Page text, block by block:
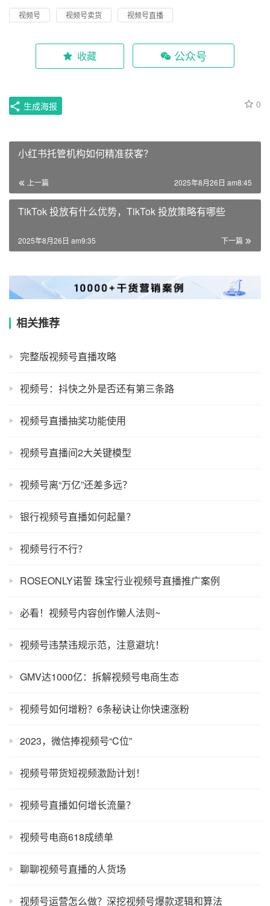
视频号 视频号卖货 视频号直播
收藏 公众号
0
生成海报
小红书托管机构如何精准获客？
上一篇 2025年8月26日 am8:45
TikTok 投放有什么优势，TikTok 投放策略有哪些
下一篇
2025年8月26日 am9:35
相关推荐
完整版视频号直播攻略
视频号：抖快之外是否还有第三条路
视频号直播抽奖功能使用
视频号直播间2大关键模型
视频号离“万亿”还差多远？
银行视频号直播如何起量？
视频号行不行？
ROSEONLY诺誓 珠宝行业视频号直播推广案例
必看！视频号内容创作懒人法则~
视频号违禁违规示范，注意避坑！
GMV达1000亿：拆解视频号电商生态
视频号如何增粉？6条秘诀让你快速涨粉
2023，微信捧视频号“C位”
视频号带货短视频激励计划！
视频号直播如何增长流量？
视频号电商618成绩单
聊聊视频号直播的人货场
视频号运营怎么做？深挖视频号爆款逻辑和算法